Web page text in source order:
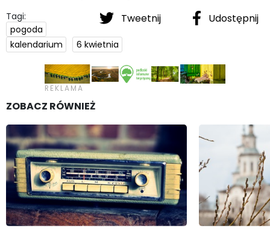
Tweetnij Udostępnij
Tagi:
pogoda
kalendarium
6 kwietnia
ZOBACZ RÓWNIEŻ